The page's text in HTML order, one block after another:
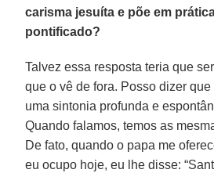
carisma jesuíta e põe em
pontificado?
Talvez essa resposta teria que
que o vê de fora. Posso dizer
uma sintonia profunda e
Quando falamos, temos as
De fato, quando o papa me
eu ocupo hoje, eu lhe disse: